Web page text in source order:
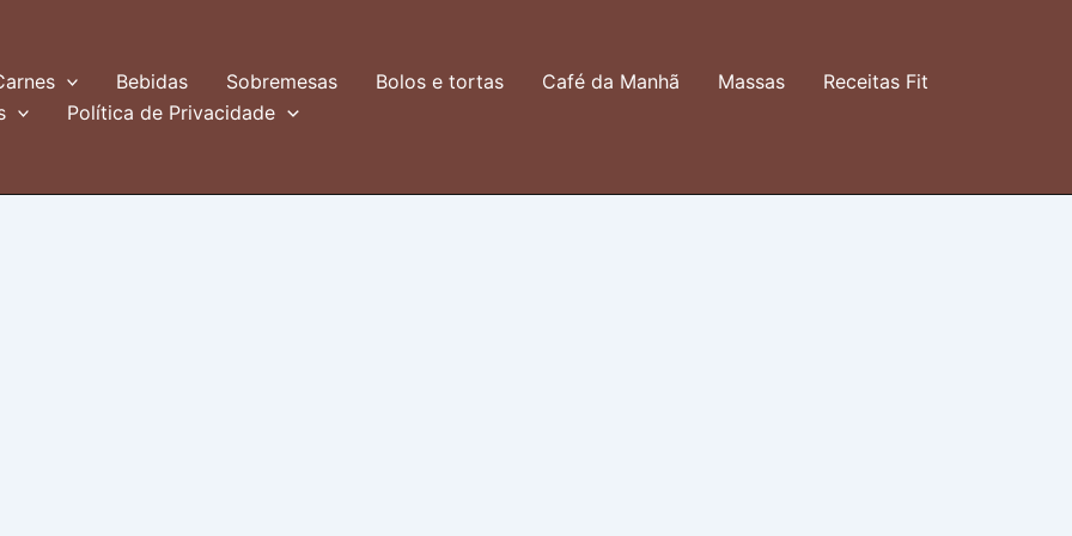
Bebidas Sobremesas Bolos e tortas Café da Manhã Massas
Receitas Fit
Política de Privacidade